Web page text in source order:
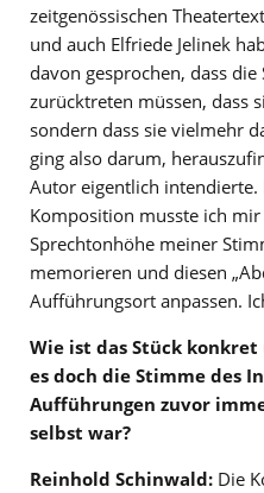
zeitgenössischen
und auch Elfriede Jelinek
davon gesprochen, dass
zurücktreten müssen, dass
sondern dass sie vielmehr
ging also darum,
Autor eigentlich intendierte.
Komposition musste ich
Sprechtonhöhe meiner
memorieren und diesen
Aufführungsort anpassen.
Wie ist das Stück
es doch die Stimme des
Aufführungen zuvor
selbst war?
Reinhold Schinwald: Die